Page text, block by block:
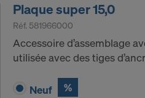
Plaque super 15,0
Réf. 581966000
Accessoire d’assemblage
utilisée avec des tiges
Neuf %